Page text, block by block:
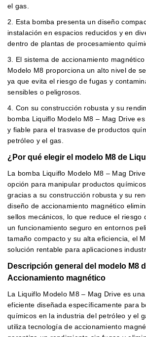
el gas.
2. Esta bomba presenta un diseño
instalación en espacios reducidos y en
dentro de plantas de procesamiento
3. El sistema de accionamiento
Modelo M8 proporciona un alto nivel de
ya que evita el riesgo de fugas y
sensibles o peligrosos.
4. Con su construcción robusta y su
bomba Liquiflo Modelo M8 – Mag Drive
y fiable para el trasvase de productos
petróleo y el gas.
¿Por qué elegir el modelo M8 de
La bomba Liquiflo Modelo M8 – Mag
opción para manipular productos
gracias a su construcción robusta y su
diseño de accionamiento magnético
sellos mecánicos, lo que reduce el riesgo
un funcionamiento seguro en entornos
tamaño compacto y su alta eficiencia, el
solución rentable para aplicaciones
Descripción general del modelo M8
Accionamiento magnético
La Liquiflo Modelo M8 – Mag Drive es
eficiente diseñada específicamente para
químicos en la industria del petróleo y el
utiliza tecnología de accionamiento